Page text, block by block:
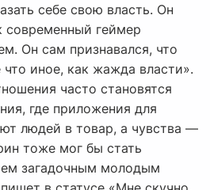
себе свою власть. Он
современный геймер
Он сам признавался, что
что иное, как жажда власти».
часто становятся
где приложения для
людей в товар, а чувства —
тоже мог бы стать
загадочным молодым